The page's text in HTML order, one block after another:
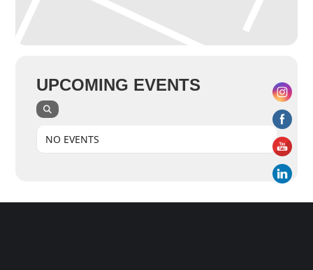
UPCOMING EVENTS
NO EVENTS